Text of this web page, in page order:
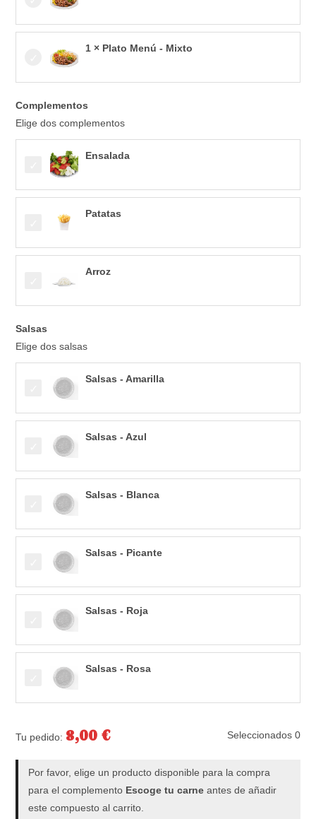
1 × Plato Menú - Mixto
Complementos
Elige dos complementos
Ensalada
Patatas
Arroz
Salsas
Elige dos salsas
Salsas - Amarilla
Salsas - Azul
Salsas - Blanca
Salsas - Picante
Salsas - Roja
Salsas - Rosa
Tu pedido: 8,00€ Seleccionados 0
Por favor, elige un producto disponible para la compra
para el complemento Escoge tu carne antes de añadir
este compuesto al carrito.